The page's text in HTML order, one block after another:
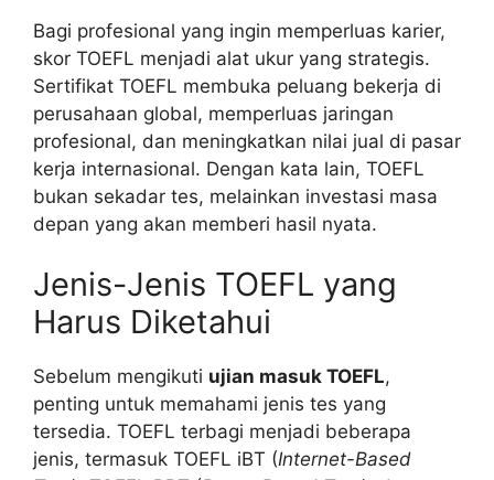
Bagi profesional yang ingin memperluas karier,
skor TOEFL menjadi alat ukur yang strategis.
Sertifikat TOEFL membuka peluang bekerja di
perusahaan global, memperluas jaringan
profesional, dan meningkatkan nilai jual di pasar
kerja internasional. Dengan kata lain, TOEFL
bukan sekadar tes, melainkan investasi masa
depan yang akan memberi hasil nyata.
Jenis-Jenis TOEFL yang
Harus Diketahui
Sebelum mengikuti ujian masuk TOEFL,
penting untuk memahami jenis tes yang
tersedia. TOEFL terbagi menjadi beberapa
jenis, termasuk TOEFL iBT (Internet-Based